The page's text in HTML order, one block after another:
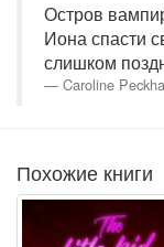
Остров
Иона спасти
слишком
Caroline
Похожие книги